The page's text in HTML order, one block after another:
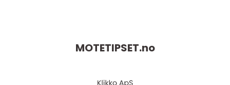
MOTETIPSET.no